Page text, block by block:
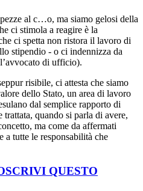
al c…o, ma siamo gelosi della
ci stimola a reagire è la
ci spetta non ristora il lavoro di
stipendio - o ci indennizza da
di ufficio).
risibile, ci attesta che siamo
dello Stato, un area di lavoro
dal semplice rapporto di
trattata, quando si parla di avere,
ma come da affermati
a tutte le responsabilità che
QUESTO